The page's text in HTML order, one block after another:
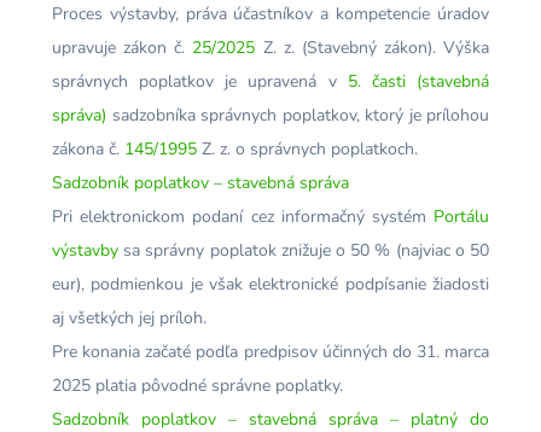
Proces výstavby, práva účastníkov a kompetencie úradov
upravuje zákon č. 25/2025 Z. z. (Stavebný zákon). Výška
správnych poplatkov je upravená v 5. časti (stavebná
správa) sadzobníka správnych poplatkov, ktorý je prílohou
zákona č. 145/1995 Z. z. o správnych poplatkoch.
Sadzobník poplatkov – stavebná správa
Pri elektronickom podaní cez informačný systém Portálu
výstavby sa správny poplatok znižuje o 50 % (najviac o 50
eur), podmienkou je však elektronické podpísanie žiadosti
aj všetkých jej príloh.
Pre konania začaté podľa predpisov účinných do 31. marca
2025 platia pôvodné správne poplatky.
Sadzobník poplatkov – stavebná správa – platný do